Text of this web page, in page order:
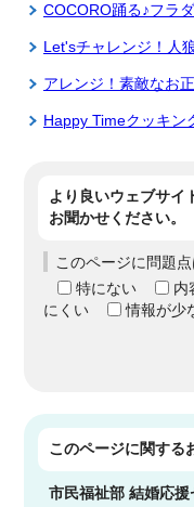
COCORO踊る♪フラ
Let'sチャレンジ！人
アレンジ！素敵なお
Happy Timeクッキン
より良いウェブサイ
お聞かせください。
このページに問題
特にない
内
にくい
情報が少
このページに関する
市民福祉部結婚応援